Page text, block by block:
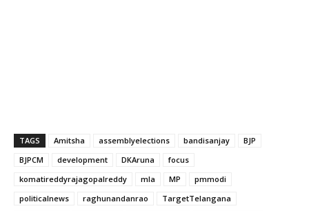
TAGS Amitsha assemblyelections bandisanjay
BJP
BJPCM
development DKAruna
focus
komatireddyrajagopalreddy
mla MP
pmmodi
politicalnews
raghunandanrao
TargetTelangana